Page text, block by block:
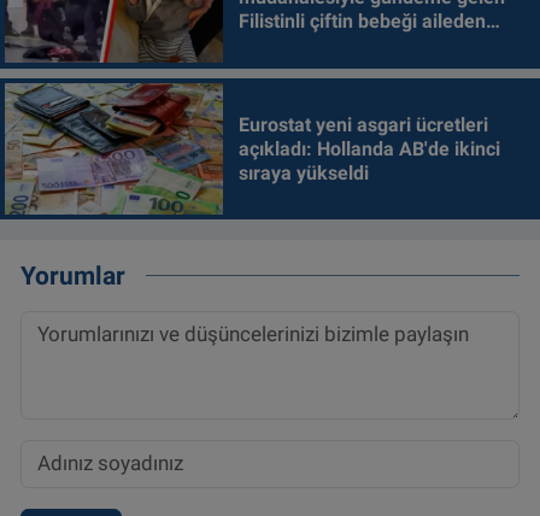
Filistinli çiftin bebeği aileden
Eurostat yeni asgari ücretleri
açıkladı: Hollanda AB'de ikinci
sıraya yükseldi
Yorumlar